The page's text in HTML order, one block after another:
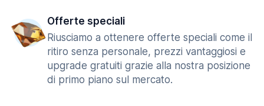
Offerte speciali
Riusciamo a ottenere offerte speciali come il
ritiro senza personale, prezzi vantaggiosi e
upgrade gratuiti grazie alla nostra posizione
di primo piano sul mercato.